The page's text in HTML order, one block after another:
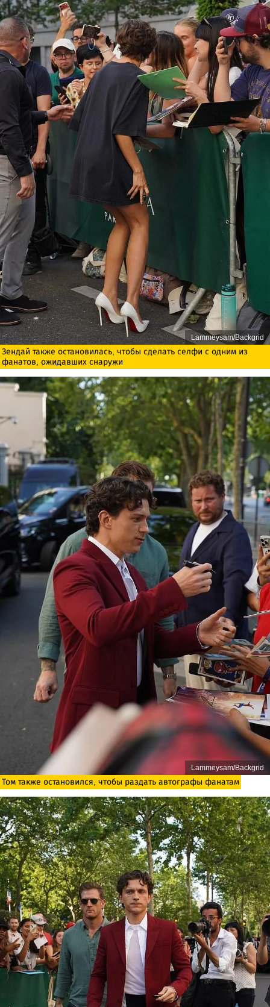
Lammeysam/Backgrid
Зендай также остановилась, чтобы сделать селфи с одним из
фанатов, ожидавших снаружи
Lammeysam/Backgrid
Том также остановился, чтобы раздать автографы фанатам